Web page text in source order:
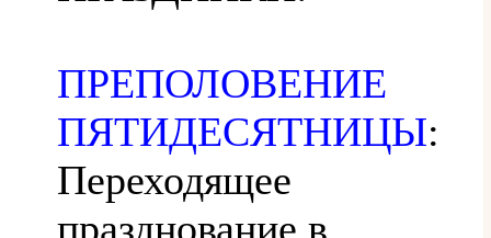
ПРЕПОЛОВЕНИЕ
ПЯТИДЕСЯТНИЦЫ:
Переходящее
празднование в